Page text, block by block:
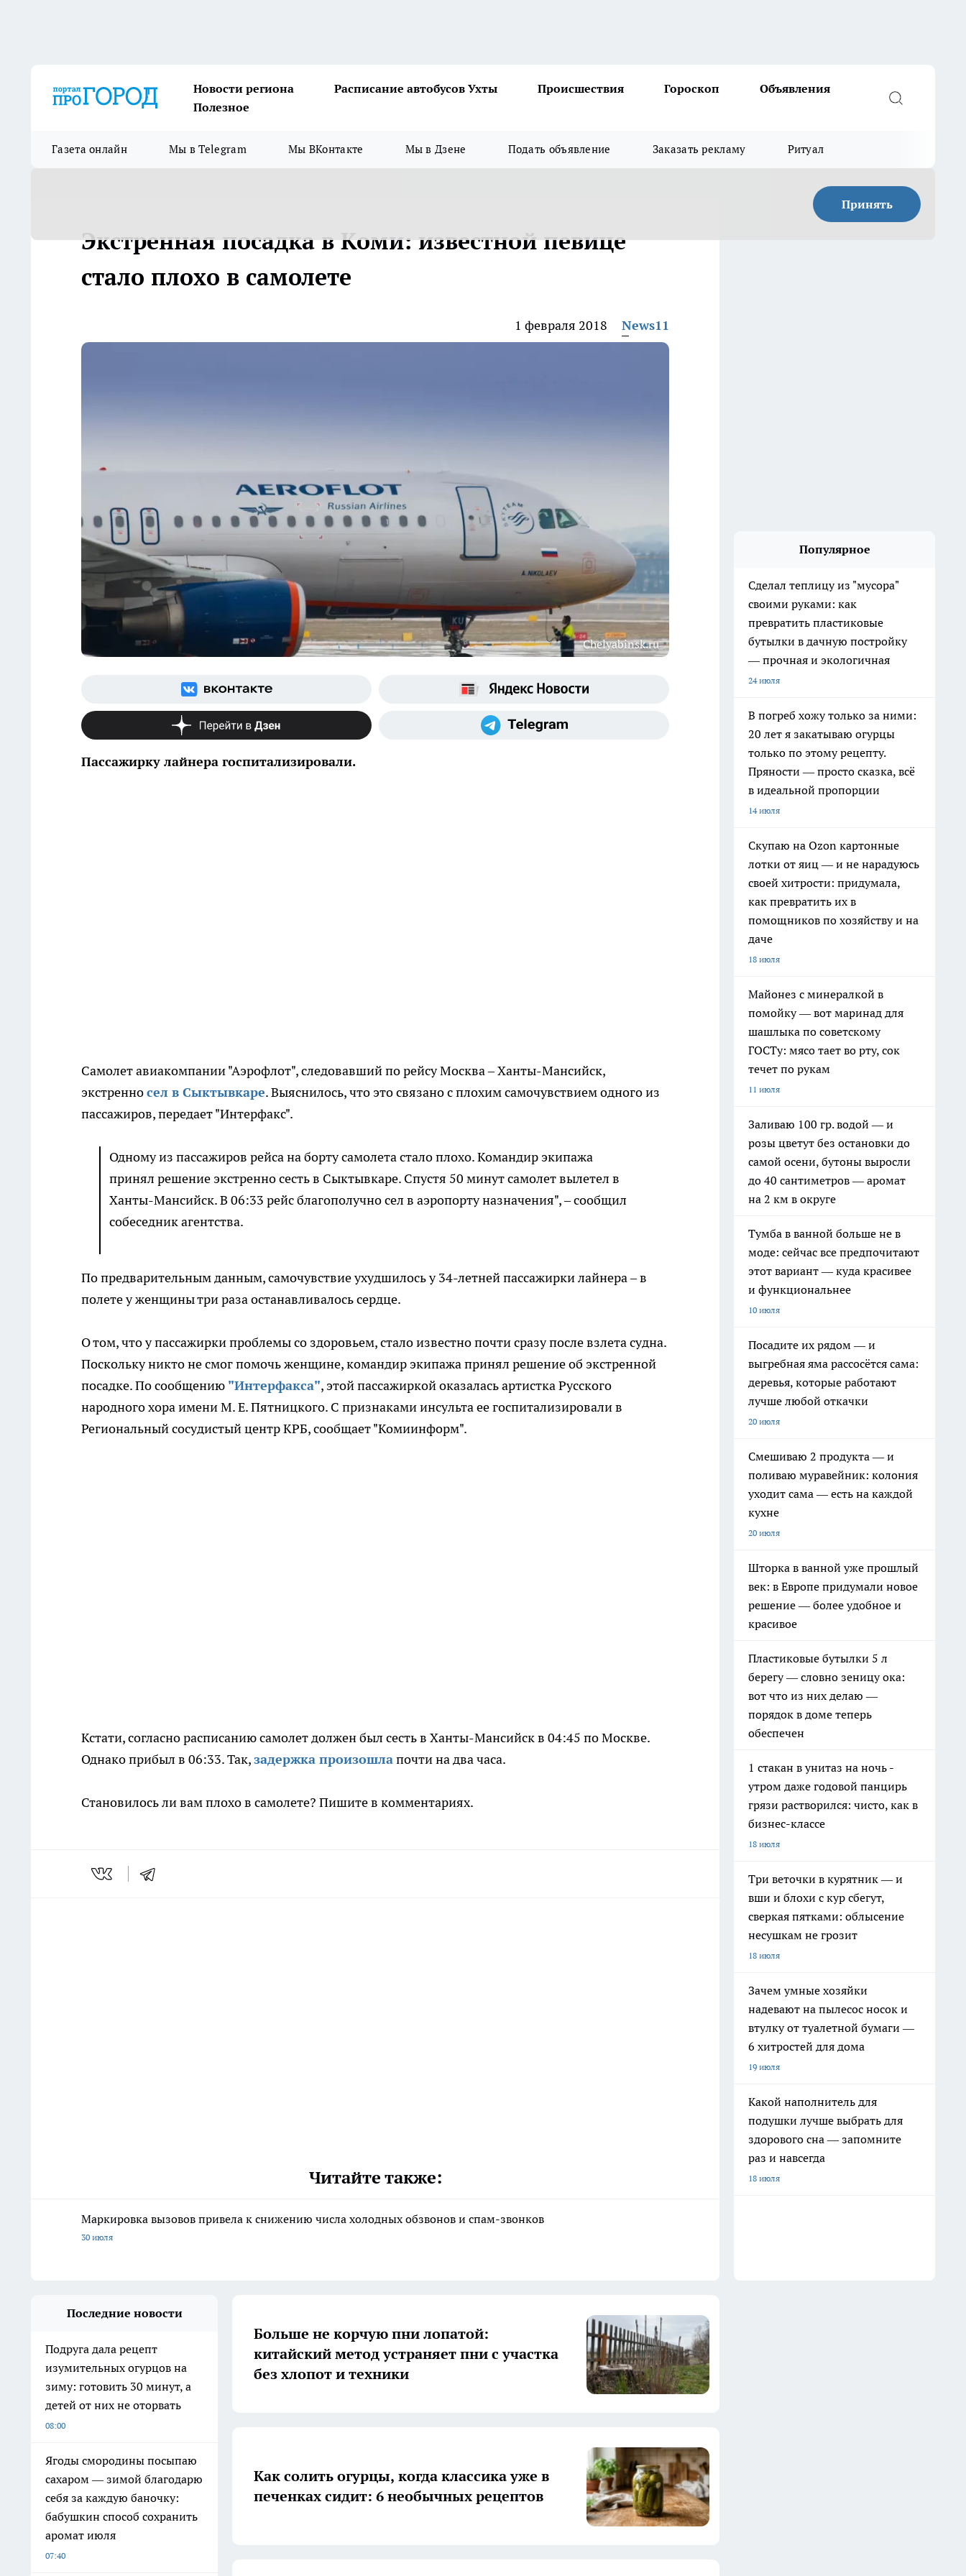
Новости региона Расписание автобусов Ухты Происшествия Гороскоп
Объявления
Полезное
Газета онлайн Мы в Telegram Мы ВКонтакте Мы в Дзене Подать объявление Заказать рекламу Ритуал
Принять
Экстренная посадка в Коми: известной певице
стало плохо в самолете
1 февраля 2018 News11
Chelyabinsk.ru
Пассажирку лайнера госпитализировали.
Самолет авиакомпании "Аэрофлот", следовавший по рейсу Москва – Ханты-Мансийск,
экстренносел в Сыктывкаре. Выяснилось, что это связано с плохим самочувствием одного из
пассажиров, передает "Интерфакс".
Одному из пассажиров рейса на борту самолета стало плохо. Командир экипажа
принял решение экстренно сесть в Сыктывкаре. Спустя 50 минут самолет вылетел в
Ханты-Мансийск. В 06:33 рейс благополучно сел в аэропорту назначения", – сообщил
собеседник агентства.
По предварительным данным, самочувствие ухудшилось у 34-летней пассажирки лайнера – в
полете у женщины три раза останавливалось сердце.
О том, что у пассажирки проблемы со здоровьем, стало известно почти сразу после взлета судна.
Поскольку никто не смог помочь женщине, командир экипажа принял решение об экстренной
посадке. По сообщению "Интерфакса", этой пассажиркой оказалась артистка Русского
народного хора имени М. Е. Пятницкого. С признаками инсульта ее госпитализировали в
Региональный сосудистый центр КРБ, сообщает "Комиинформ".
Кстати, согласно расписанию самолет должен был сесть в Ханты-Мансийск в 04:45 по Москве.
Однако прибыл в 06:33. Так,задержка произошлапочти на два часа.
Становилось ли вам плохо в самолете? Пишите в комментариях.
Читайте также:
Маркировка вызовов привела к снижению числа холодных обзвонов и спам-звонков
30 июля
Популярное
Сделал теплицу из "мусора"
своими руками: как
превратить пластиковые
бутылки в дачную постройку
— прочная и экологичная
24 июля
В погреб хожу только за ними:
20 лет я закатываю огурцы
только по этому рецепту.
Пряности — просто сказка, всё
в идеальной пропорции
14 июля
Скупаю на Ozon картонные
лотки от яиц — и не нарадуюсь
своей хитрости: придумала,
как превратить их в
помощников по хозяйству и на
даче
18 июля
Майонез с минералкой в
помойку — вот маринад для
шашлыка по советскому
ГОСТу: мясо тает во рту, сок
течет по рукам
11 июля
Заливаю 100 гр. водой — и
розы цветут без остановки до
самой осени, бутоны выросли
до 40 сантиметров — аромат
на 2 км в округе
Тумба в ванной больше не в
моде: сейчас все предпочитают
этот вариант — куда красивее
и функциональнее
10 июля
Посадите их рядом — и
выгребная яма рассосётся сама:
деревья, которые работают
лучше любой откачки
20 июля
Смешиваю 2 продукта — и
поливаю муравейник: колония
уходит сама — есть на каждой
кухне
20 июля
Шторка в ванной уже прошлый
век: в Европе придумали новое
решение — более удобное и
красивое
Пластиковые бутылки 5 л
берегу — словно зеницу ока:
вот что из них делаю —
порядок в доме теперь
обеспечен
1 стакан в унитаз на ночь -
утром даже годовой панцирь
грязи растворился: чисто, как в
бизнес-классе
18 июля
Три веточки в курятник — и
вши и блохи с кур сбегут,
сверкая пятками: облысение
несушкам не грозит
18 июля
Зачем умные хозяйки
надевают на пылесос носок и
втулку от туалетной бумаги —
6 хитростей для дома
19 июля
Какой наполнитель для
подушки лучше выбрать для
здорового сна — запомните
раз и навсегда
18 июля
Последние новости
Подруга дала рецепт
изумительных огурцов на
зиму: готовить 30 минут, а
детей от них не оторвать
08:00
Ягоды смородины посыпаю
сахаром — зимой благодарю
себя за каждую баночку:
бабушкин способ сохранить
аромат июля
07:40
Больше не корчую пни лопатой:
китайский метод устраняет пни с участка
без хлопот и техники
Как солить огурцы, когда классика уже в
печенках сидит: 6 необычных рецептов